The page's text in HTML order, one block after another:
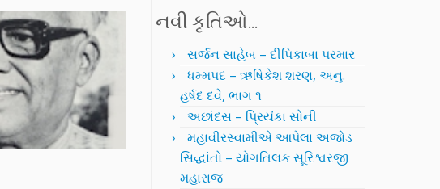
નવી કૃતિઓ…
સર્જન સાહેબ – દીપિકાબા પરમાર
ધમ્મપદ – ઋષિકેશ શરણ, અનુ.
હર્ષદ દવે, ભાગ ૧
અછાંદસ – પ્રિયંકા સોની
મહાવીરસ્વામીએ આપેલા અજોડ
સિદ્ધાંતો – યોગતિલક સૂરિશ્વરજી
મહારાજ